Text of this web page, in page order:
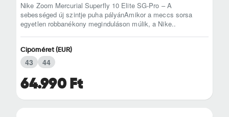
Nike Zoom Mercurial Superfly 10 Elite SG-Pro – A
sebességed új szintje puha pályánAmikor a meccs sorsa
egyetlen robbanékony meginduláson múlik, a Nike..
64.990 Ft
Cipőméret (EUR)
43 44